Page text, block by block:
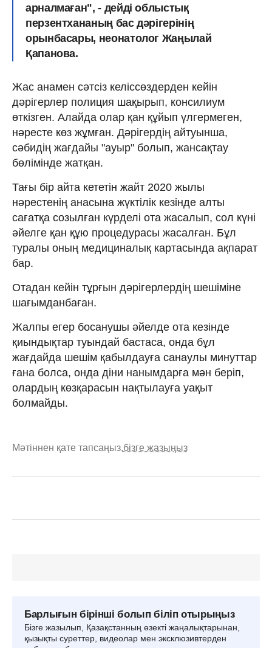
арналмаған", - дейді облыстық
перзентхананың бас дәрігерінің
орынбасары, неонатолог Жаңылай
Қапанова.
Жас анамен сәтсіз келіссөздерден кейін
дәрігерлер полиция шақырып, консилиум
өткізген. Алайда олар қан құйып үлгермеген,
нәресте көз жұмған. Дәрігердің айтуынша,
сәбидің жағдайы "ауыр" болып, жансақтау
бөлімінде жатқан.
Тағы бір айта кететін жайт 2020 жылы
нәрестенің анасына жүктілік кезінде алты
сағатқа созылған күрделі ота жасалып, сол күні
әйелге қан құю процедурасы жасалған. Бұл
туралы оның медициналық картасында ақпарат
бар.
Отадан кейін тұрғын дәрігерлердің шешіміне
шағымданбаған.
Жалпы егер босанушы әйелде ота кезінде
қиындықтар туындай бастаса, онда бұл
жағдайда шешім қабылдауға санаулы минуттар
ғана болса, онда діни нанымдарға мән беріп,
олардың көзқарасын нақтылауға уақыт
болмайды.
Мәтіннен қате тапсаңыз,бізге жазыңыз
Барлығын бірінші болып біліп отырыңыз
Бізге жазылып, Қазақстанның өзекті жаңалықтарынан,
қызықты суреттер, видеолар мен эксклюзивтерден